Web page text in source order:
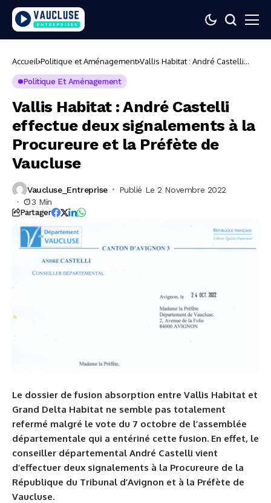
Accueil Politique et Aménagement Vallis Habitat : André Castelli
Politique Et Aménagement
Vallis Habitat : André Castelli
effectue deux signalements à la
Procureure et la Préfète de
Vaucluse
Vaucluse_Entreprise
Publié Le 2 Novembre 2022
3 Min
Partager
Le dossier de fusion absorption entre Vallis Habitat et
Grand Delta Habitat ne semble pas totalement
refermé malgré le vote du 7 octobre de l’assemblée
départementale qui a entériné cette fusion. En effet, le
conseiller départemental André Castelli vient
d’effectuer deux signalements à la Procureure de la
République du Tribunal d’Avignon et à la Préfète de
Vaucluse.